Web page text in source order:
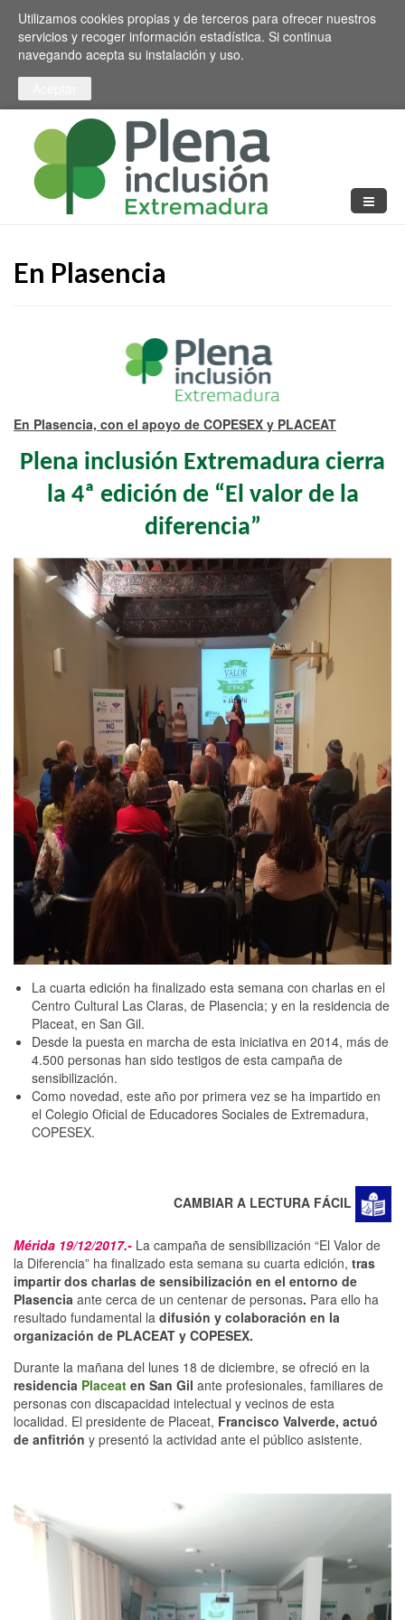
Pasar al contenido principal
Toggle high contrast
Utilizamos cookies propias y de terceros para ofrecer nuestros
servicios y recoger información estadística. Si continua
navegando acepta su instalación y uso.
En Plasencia
En Plasencia, con el apoyo de COPESEX y PLACEAT
Plena inclusión Extremadura cierra
la 4ª edición de “El valor de la
diferencia”
La cuarta edición ha finalizado esta semana con charlas en el
Centro Cultural Las Claras, de Plasencia; y en la residencia de
Placeat, en San Gil.
Desde la puesta en marcha de esta iniciativa en 2014, más de
4.500 personas han sido testigos de esta campaña de
sensibilización.
Como novedad, este año por primera vez se ha impartido en
el Colegio Oficial de Educadores Sociales de Extremadura,
COPESEX.
CAMBIAR A LECTURA FÁCIL
Mérida 19/12/2017.- La campaña de sensibilización “El Valor de
la Diferencia” ha finalizado esta semana su cuarta edición, tras
impartir dos charlas de sensibilización en el entorno de
Plasencia ante cerca de un centenar de personas. Para ello ha
resultado fundamental la difusión y colaboración en la
organización de PLACEAT y COPESEX.
Durante la mañana del lunes 18 de diciembre, se ofreció en la
residencia Placeat en San Gil ante profesionales, familiares de
personas con discapacidad intelectual y vecinos de esta
localidad. El presidente de Placeat, Francisco Valverde, actuó
de anfitrión y presentó la actividad ante el público asistente.